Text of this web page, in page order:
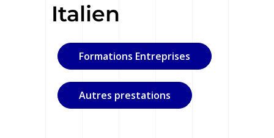
Italien
Formations Entreprises
Autres prestations